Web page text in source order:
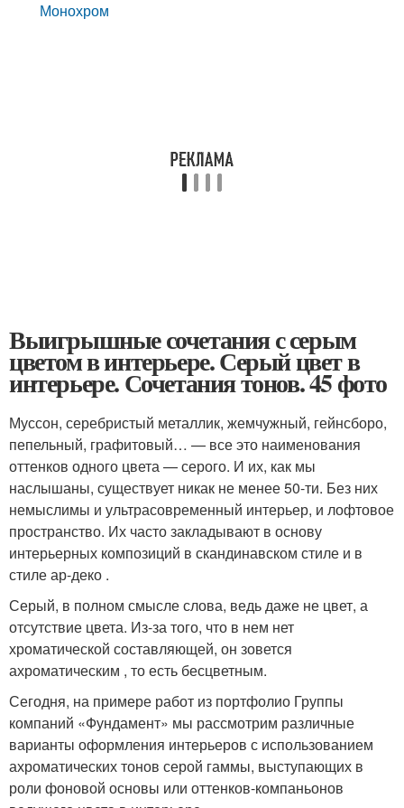
Монохром
Выигрышные сочетания с серым
цветом в интерьере. Серый цвет в
интерьере. Сочетания тонов. 45 фото
Муссон, серебристый металлик, жемчужный, гейнсборо,
пепельный, графитовый… — все это наименования
оттенков одного цвета — серого. И их, как мы
наслышаны, существует никак не менее 50-ти. Без них
немыслимы и ультрасовременный интерьер, и лофтовое
пространство. Их часто закладывают в основу
интерьерных композиций в скандинавском стиле и в
стиле ар-деко .
Серый, в полном смысле слова, ведь даже не цвет, а
отсутствие цвета. Из-за того, что в нем нет
хроматической составляющей, он зовется
ахроматическим , то есть бесцветным.
Сегодня, на примере работ из портфолио Группы
компаний «Фундамент» мы рассмотрим различные
варианты оформления интерьеров с использованием
ахроматических тонов серой гаммы, выступающих в
роли фоновой основы или оттенков-компаньонов